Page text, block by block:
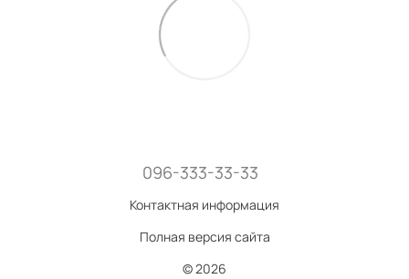
096-333-33-33
Контактная информация
Полная версия сайта
© 2026